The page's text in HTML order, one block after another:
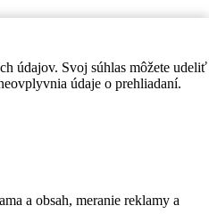
údajov. Svoj súhlas môžete udeliť
údaje o prehliadaní.
a obsah, meranie reklamy a